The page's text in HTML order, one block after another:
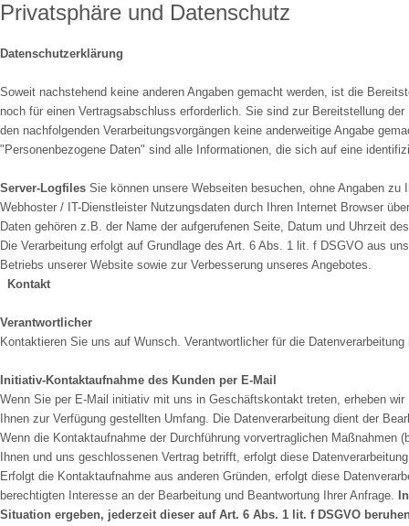
Privatsphäre und Datenschutz
Datenschutzerklärung
Soweit nachstehend keine anderen Angaben gemacht werden, ist die
noch für einen Vertragsabschluss erforderlich. Sie sind zur Bereitstellung
den nachfolgenden Verarbeitungsvorgängen keine anderweitige Angabe
"Personenbezogene Daten" sind alle Informationen, die sich auf eine
Server-Logfiles Sie können unsere Webseiten besuchen, ohne Angaben
Webhoster / IT-Dienstleister Nutzungsdaten durch Ihren Internet Browser
Daten gehören z.B. der Name der aufgerufenen Seite, Datum und Uhrzeit
Die Verarbeitung erfolgt auf Grundlage des Art. 6 Abs. 1 lit. f DSGVO aus
Betriebs unserer Website sowie zur Verbesserung unseres Angebotes.
Kontakt
Verantwortlicher
Kontaktieren Sie uns auf Wunsch. Verantwortlicher für die
Initiativ-Kontaktaufnahme des Kunden per E-Mail
Wenn Sie per E-Mail initiativ mit uns in Geschäftskontakt treten, erheben
Ihnen zur Verfügung gestellten Umfang. Die Datenverarbeitung dient der
Wenn die Kontaktaufnahme der Durchführung vorvertraglichen
Ihnen und uns geschlossenen Vertrag betrifft, erfolgt diese
Erfolgt die Kontaktaufnahme aus anderen Gründen, erfolgt diese
berechtigten Interesse an der Bearbeitung und Beantwortung Ihrer Anfrage.
Situation ergeben, jederzeit dieser auf Art. 6 Abs. 1 lit. f DSGVO